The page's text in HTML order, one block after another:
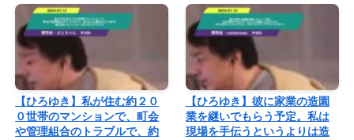
【ひろゆき】私が住む約２０
０世帯のマンションで、町会
や管理組合のトラブルで、約
【ひろゆき】彼に家業の造園
業を継いでもらう予定。私は
現場を手伝うというよりは造